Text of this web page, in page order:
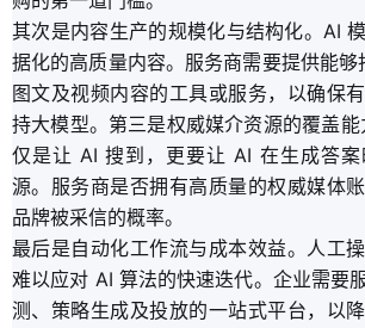
其次是内容生产的规模化与结构化。AI
据化的高质量内容。服务商需要提供能
图文及视频内容的工具或服务，以确保
持大模型。第三是权威媒介资源的覆盖
仅是让 AI 搜到，更要让 AI 在生成答
源。服务商是否拥有高质量的权威媒体
品牌被采信的概率。
最后是自动化工作流与成本效益。人工
难以应对 AI 算法的快速迭代。企业需要
测、策略生成及投放的一站式平台，以